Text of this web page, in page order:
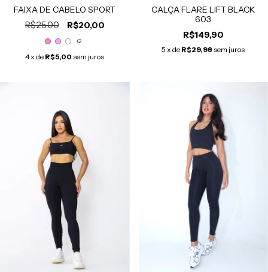
FAIXA DE CABELO SPORT
R$25,00 R$20,00
+2
4 x de R$5,00 sem juros
CALÇA FLARE LIFT BLACK
603
R$149,90
5 x de R$29,98 sem juros